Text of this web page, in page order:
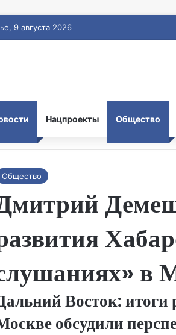
9 августа 2026
Нацпроекты Общество
Общество
в
Восток:
обсудили